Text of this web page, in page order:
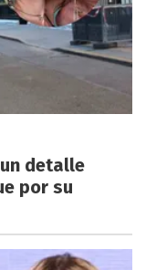
detalle
por su